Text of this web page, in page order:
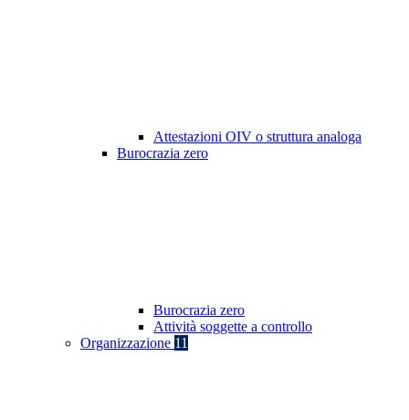
Attestazioni OIV o struttura analoga
Burocrazia zero
Burocrazia zero
Attività soggette a controllo
Organizzazione 11